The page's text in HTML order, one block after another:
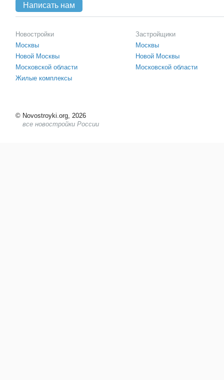
Написать нам
Новостройки
Москвы
Новой Москвы
Московской области
Жилые комплексы
Застройщики
Москвы
Новой Москвы
Московской области
© Novostroyki.org, 2026
все новостройки России